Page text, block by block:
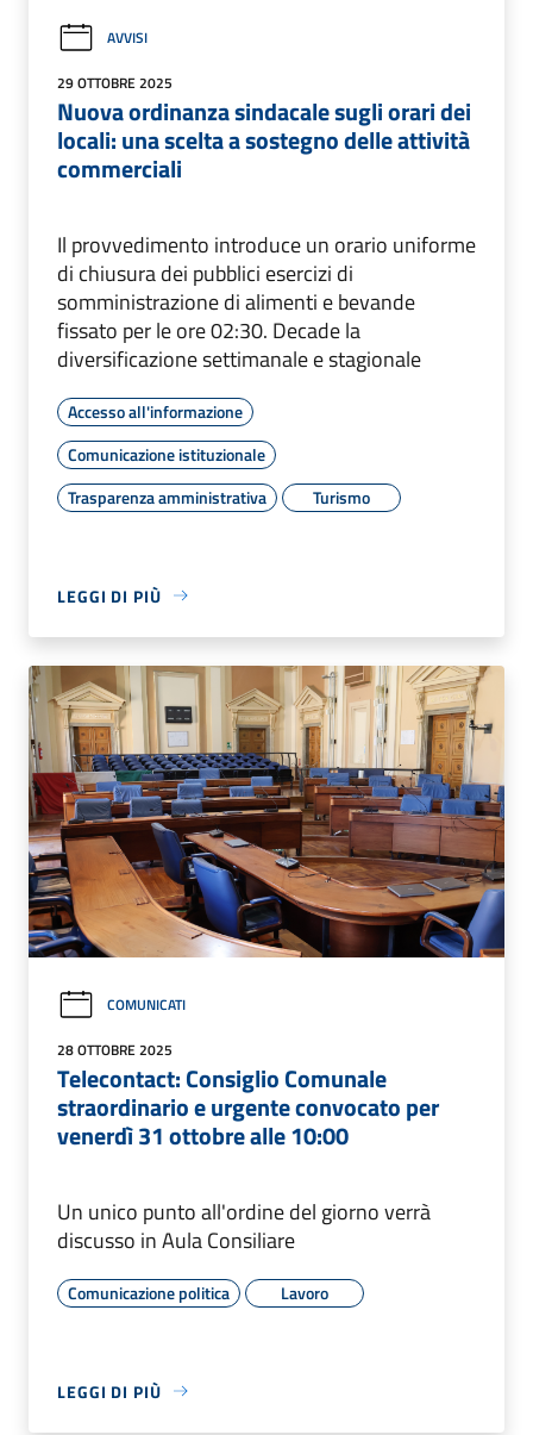
AVVISI
29 OTTOBRE 2025
Nuova ordinanza sindacale sugli orari dei
locali: una scelta a sostegno delle attività
commerciali
Il provvedimento introduce un orario uniforme
di chiusura dei pubblici esercizi di
somministrazione di alimenti e bevande
fissato per le ore 02:30. Decade la
diversificazione settimanale e stagionale
Accesso all'informazione
Comunicazione istituzionale
Trasparenza amministrativa
Turismo
LEGGI DI PIÙ
COMUNICATI
28 OTTOBRE 2025
Telecontact: Consiglio Comunale
straordinario e urgente convocato per
venerdì 31 ottobre alle 10:00
Un unico punto all'ordine del giorno verrà
discusso in Aula Consiliare
Comunicazione politica Lavoro
LEGGI DI PIÙ